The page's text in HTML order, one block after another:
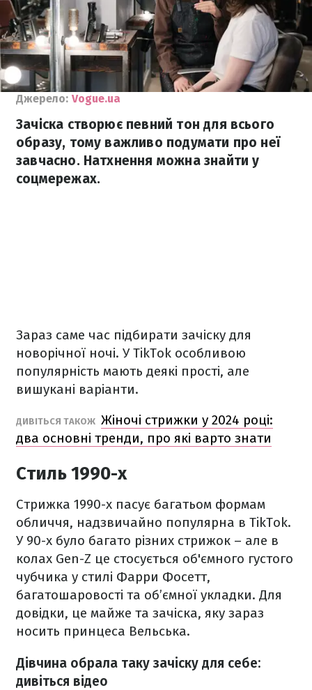
Джерело: Vogue.ua
Зачіска створює певний тон для всього
образу, тому важливо подумати про неї
завчасно. Натхнення можна знайти у
соцмережах.
Зараз саме час підбирати зачіску для
новорічної ночі. У TikTok особливою
популярність мають деякі прості, але
вишукані варіанти.
ДИВІТЬСЯ ТАКОЖ Жіночі стрижки у 2024 році:
два основні тренди, про які варто знати
Стиль 1990-х
Стрижка 1990-х пасує багатьом формам
обличчя, надзвичайно популярна в TikTok.
У 90-х було багато різних стрижок – але в
колах Gen-Z це стосується об'ємного густого
чубчика у стилі Фарри Фосетт,
багатошаровості та об’ємної укладки. Для
довідки, це майже та зачіска, яку зараз
носить принцеса Вельська.
Дівчина обрала таку зачіску для себе:
дивіться відео